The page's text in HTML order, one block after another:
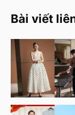
Bài viết